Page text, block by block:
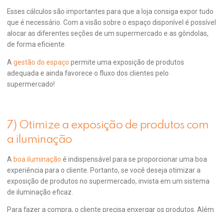
Esses cálculos são importantes para que a loja consiga expor tudo
que é necessário. Com a visão sobre o espaço disponível é possível
alocar as diferentes seções de um supermercado e as gôndolas,
de forma eficiente.
A gestão do espaço permite uma exposição de produtos
adequada e ainda favorece o fluxo dos clientes pelo
supermercado!
7) Otimize a exposição de produtos com
a iluminação
A boa iluminação é indispensável para se proporcionar uma boa
experiência para o cliente. Portanto, se você deseja otimizar a
exposição de produtos no supermercado, invista em um sistema
de iluminação eficaz.
Para fazer a compra, o cliente precisa enxergar os produtos. Além